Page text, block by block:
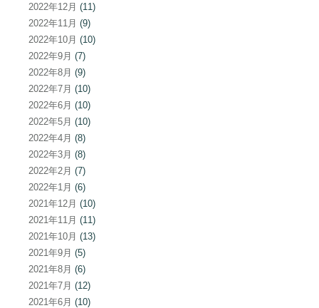
2022年12月 (11)
2022年11月 (9)
2022年10月 (10)
2022年9月 (7)
2022年8月 (9)
2022年7月 (10)
2022年6月 (10)
2022年5月 (10)
2022年4月 (8)
2022年3月 (8)
2022年2月 (7)
2022年1月 (6)
2021年12月 (10)
2021年11月 (11)
2021年10月 (13)
2021年9月 (5)
2021年8月 (6)
2021年7月 (12)
2021年6月 (10)